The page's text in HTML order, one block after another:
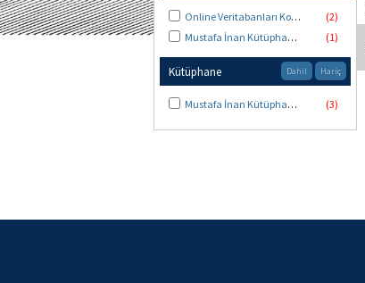
Online Veritabanları Koleksiyonu
(2)
Mustafa İnan Kütüphanesi Görsel-İşitsel Merkez
(1)
Kütüphane Dahil Hariç
Mustafa İnan Kütüphanesi (3)